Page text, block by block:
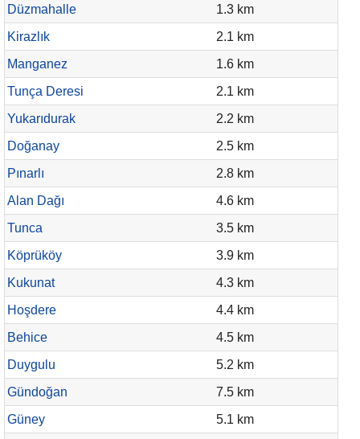
Düzmahalle
1.3 km
Kirazlık
2.1 km
Manganez
1.6 km
Tunça Deresi
2.1 km
Yukarıdurak
2.2 km
Doğanay
2.5 km
Pınarlı
2.8 km
Alan Dağı
4.6 km
Tunca
3.5 km
Köprüköy
3.9 km
Kukunat
4.3 km
Hoşdere
4.4 km
Behice
4.5 km
Duygulu
5.2 km
Gündoğan
7.5 km
Güney
5.1 km